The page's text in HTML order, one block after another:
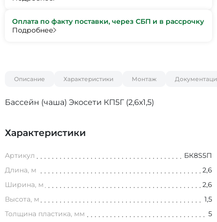
Оплата по факту поставки, через СБП и в рассрочку
Подробнее
Описание Характеристики Монтаж
Бассейн (чаша) Экосети КП5Г (2,6х1,5)
Характеристики
Артикул
БК8S5П
Длина, м
2,6
Ширина, м
2,6
Высота, м
1,5
Толщина пластика, мм
5